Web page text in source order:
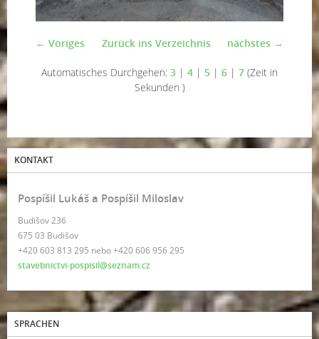
← Voriges nächstes →
Zurück ins Verzeichnis
Automatisches Durchgehen: 3 | 4 | 5 | 6 | 7 (Zeit in
Sekunden )
KONTAKT
Pospíšil Lukáš a Pospíšil Miloslav
Budišov 236
675 03 Budišov
+420 603 813 295 nebo +420 606 956 295
stavebnictvi-pospisil@seznam.cz
SPRACHEN